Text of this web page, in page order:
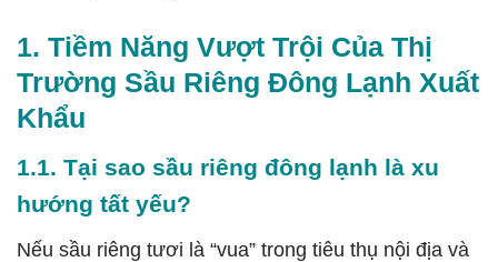
1. Tiềm Năng Vượt Trội Của Thị
Trường Sầu Riêng Đông Lạnh Xuất
Khẩu
1.1. Tại sao sầu riêng đông lạnh là xu
hướng tất yếu?
Nếu sầu riêng tươi là “vua” trong tiêu thụ nội địa và